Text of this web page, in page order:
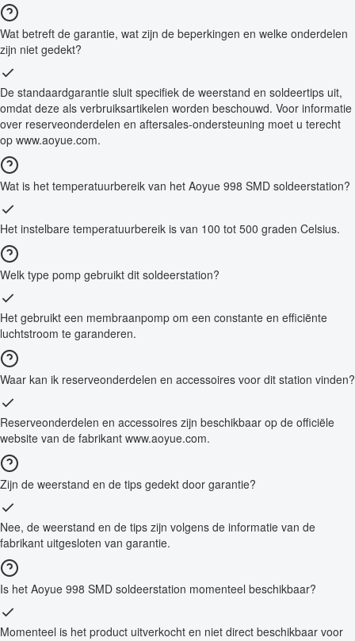
Wat betreft de garantie, wat zijn de beperkingen en welke onderdelen
zijn niet gedekt?
De standaardgarantie sluit specifiek de weerstand en soldeertips uit,
omdat deze als verbruiksartikelen worden beschouwd. Voor informatie
over reserveonderdelen en aftersales-ondersteuning moet u terecht
op www.aoyue.com.
Wat is het temperatuurbereik van het Aoyue 998 SMD soldeerstation?
Het instelbare temperatuurbereik is van 100 tot 500 graden Celsius.
Welk type pomp gebruikt dit soldeerstation?
Het gebruikt een membraanpomp om een constante en efficiënte
luchtstroom te garanderen.
Waar kan ik reserveonderdelen en accessoires voor dit station vinden?
Reserveonderdelen en accessoires zijn beschikbaar op de officiële
website van de fabrikant www.aoyue.com.
Zijn de weerstand en de tips gedekt door garantie?
Nee, de weerstand en de tips zijn volgens de informatie van de
fabrikant uitgesloten van garantie.
Is het Aoyue 998 SMD soldeerstation momenteel beschikbaar?
Momenteel is het product uitverkocht en niet direct beschikbaar voor